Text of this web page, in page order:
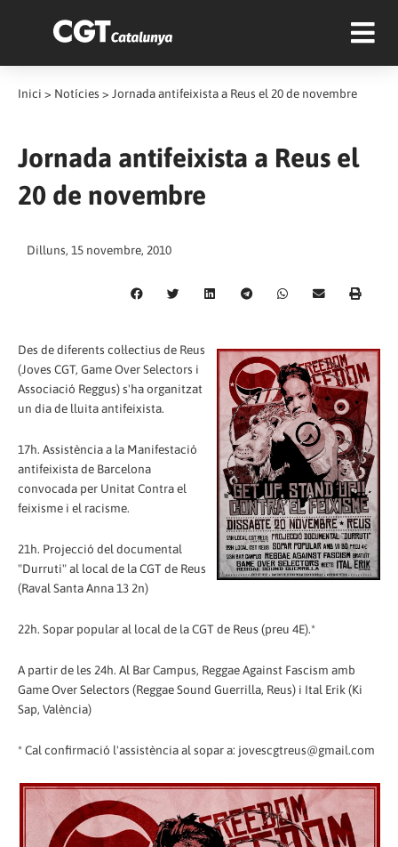
Inici > Notícies > Jornada antifeixista a Reus el 20 de novembre
Jornada antifeixista a Reus el
20 de novembre
Dilluns, 15 novembre, 2010
Des de diferents col·lectius de Reus
(Joves CGT, Game Over Selectors i
Associació Reggus) s'ha organitzat
un dia de lluita antifeixista.
17h. Assistència a la Manifestació
antifeixista de Barcelona
convocada per Unitat Contra el
feixisme i el racisme.
21h. Projecció del documental
"Durruti" al local de la CGT de Reus
(Raval Santa Anna 13 2n)
22h. Sopar popular al local de la CGT de Reus (preu 4E).*
A partir de les 24h. Al Bar Campus, Reggae Against Fascism amb
Game Over Selectors (Reggae Sound Guerrilla, Reus) i Ital Erik (Ki
Sap, València)
* Cal confirmació l'assistència al sopar a: jovescgtreus@gmail.com